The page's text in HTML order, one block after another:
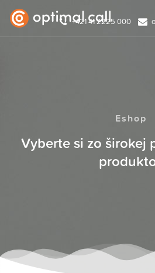
+421 41 2225 000
Eshop
Vyberte si zo širokej